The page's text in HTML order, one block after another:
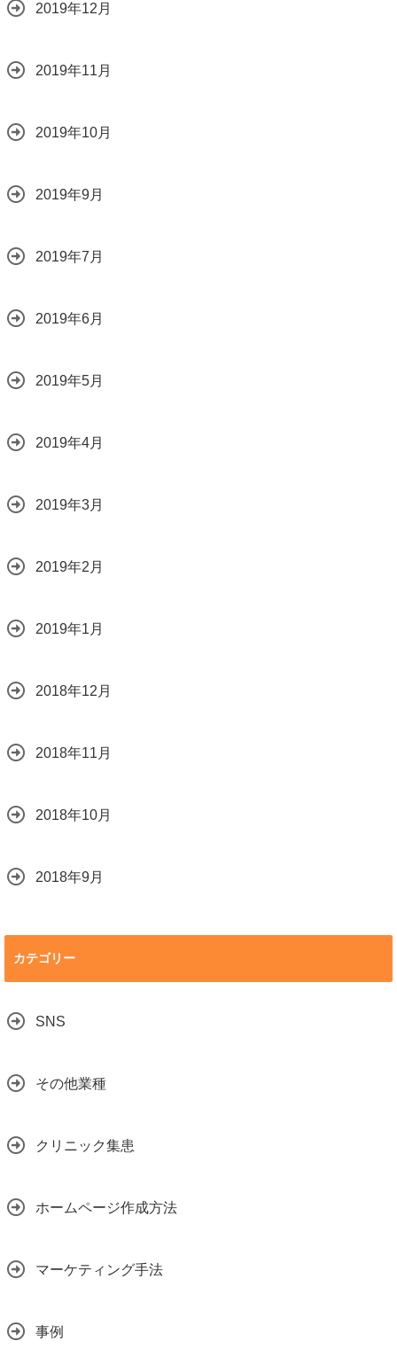
2019年12月
2019年11月
2019年10月
2019年9月
2019年7月
2019年6月
2019年5月
2019年4月
2019年3月
2019年2月
2019年1月
2018年12月
2018年11月
2018年10月
2018年9月
カテゴリー
SNS
その他業種
クリニック集患
ホームページ作成方法
マーケティング手法
事例